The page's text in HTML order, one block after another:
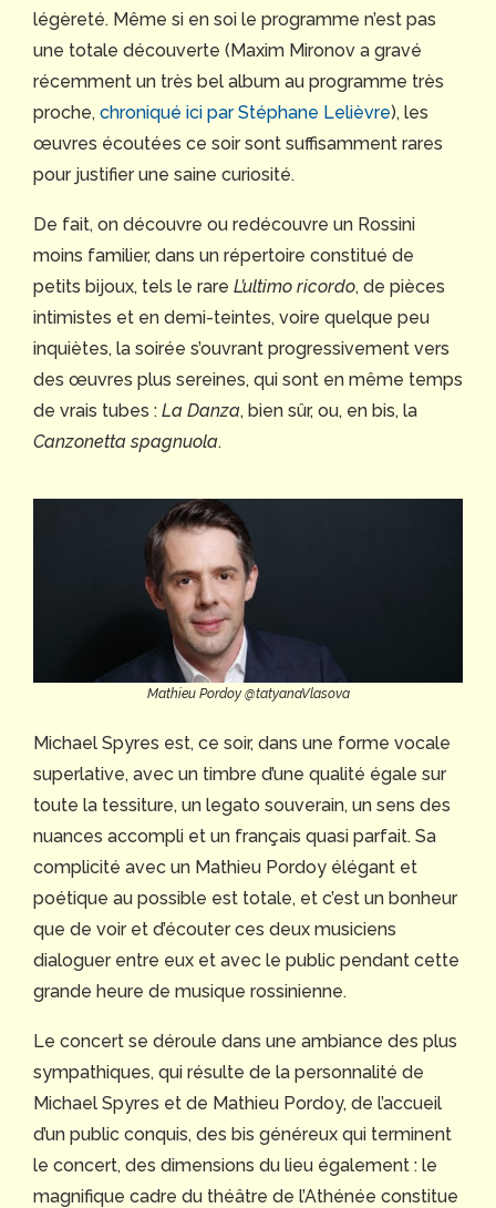
légèreté. Même si en soi le programme n’est pas
une totale découverte (Maxim Mironov a gravé
récemment un très bel album au programme très
proche, chroniqué ici par Stéphane Lelièvre), les
œuvres écoutées ce soir sont suffisamment rares
pour justifier une saine curiosité.
De fait, on découvre ou redécouvre un Rossini
moins familier, dans un répertoire constitué de
petits bijoux, tels le rare L’ultimo ricordo, de pièces
intimistes et en demi-teintes, voire quelque peu
inquiètes, la soirée s’ouvrant progressivement vers
des œuvres plus sereines, qui sont en même temps
de vrais tubes : La Danza, bien sûr, ou, en bis, la
Canzonetta spagnuola.
Mathieu Pordoy @tatyanaVlasova
Michael Spyres est, ce soir, dans une forme vocale
superlative, avec un timbre d’une qualité égale sur
toute la tessiture, un legato souverain, un sens des
nuances accompli et un français quasi parfait. Sa
complicité avec un Mathieu Pordoy élégant et
poétique au possible est totale, et c’est un bonheur
que de voir et d’écouter ces deux musiciens
dialoguer entre eux et avec le public pendant cette
grande heure de musique rossinienne.
Le concert se déroule dans une ambiance des plus
sympathiques, qui résulte de la personnalité de
Michael Spyres et de Mathieu Pordoy, de l’accueil
d’un public conquis, des bis généreux qui terminent
le concert, des dimensions du lieu également : le
magnifique cadre du théâtre de l’Athénée constitue